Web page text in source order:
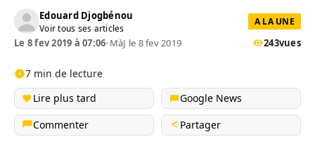
Edouard Djogbénou
Voir tous ses articles
A LA UNE
Le 8 fev 2019 à 07:06•MàJ le 8 fev 2019 243vues
7 min de lecture
Lire plus tard
Google News
Commenter
Partager